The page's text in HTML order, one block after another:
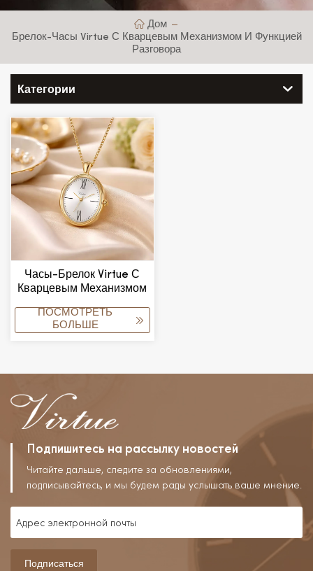
Дом
Брелок-Часы Virtue С Кварцевым Механизмом И Функцией
Разговора
Категории
Часы-Брелок Virtue С
Кварцевым Механизмом
Управления,
Водонепроницаемость
Слепых,
Тренде.
ПОСМОТРЕТЬ
БОЛЬШЕ
Подпишитесь на рассылку новостей
Читайте дальше, следите за обновлениями,
подписывайтесь, и мы будем рады услышать ваше мнение.
Подписаться